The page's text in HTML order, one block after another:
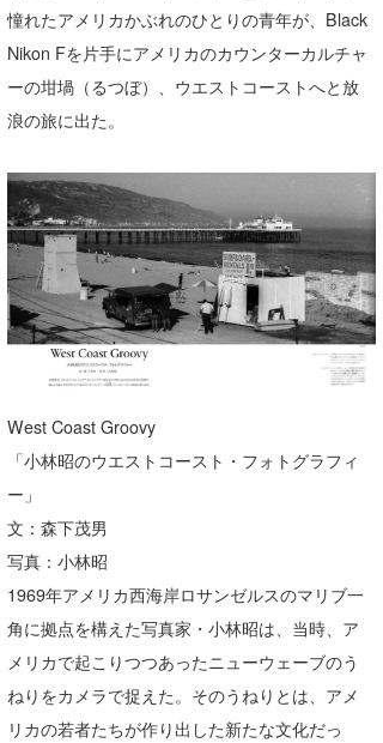
憧れたアメリカかぶれのひとりの青年が、Black
Nikon Fを片手にアメリカのカウンターカルチャ
ーの坩堝（るつぼ）、ウエストコーストへと放
浪の旅に出た。
West Coast Groovy
「小林昭のウエストコースト・フォトグラフィ
ー」
文：森下茂男
写真：小林昭
1969年アメリカ西海岸ロサンゼルスのマリブ一
角に拠点を構えた写真家・小林昭は、当時、ア
メリカで起こりつつあったニューウェーブのう
ねりをカメラで捉えた。そのうねりとは、アメ
リカの若者たちが作り出した新たな文化だっ
沖縄
ライター/寄稿メディア
Core Surf Japan
Naoya Kimoto
mitsuteru Kamio
Yasunari Inoue
Yoshiyuki Obata
arukasvision
DELTA FORCE SURF
熊谷素子
メディア
SURFMEDIA
Colors MAGAZINE
WAVAL
波伝説アンバサダー/プロライダー
福島寿実子
中浦“JET”章
嵯峨明日香
進士剛光
植村未来
NOBUFUKU
波伝説スタッフ
☆加藤
+☆maki☆+
Aichan
ECE
G◎Da
波伝説